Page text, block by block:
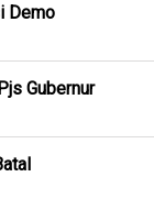
Demo
Gubernur